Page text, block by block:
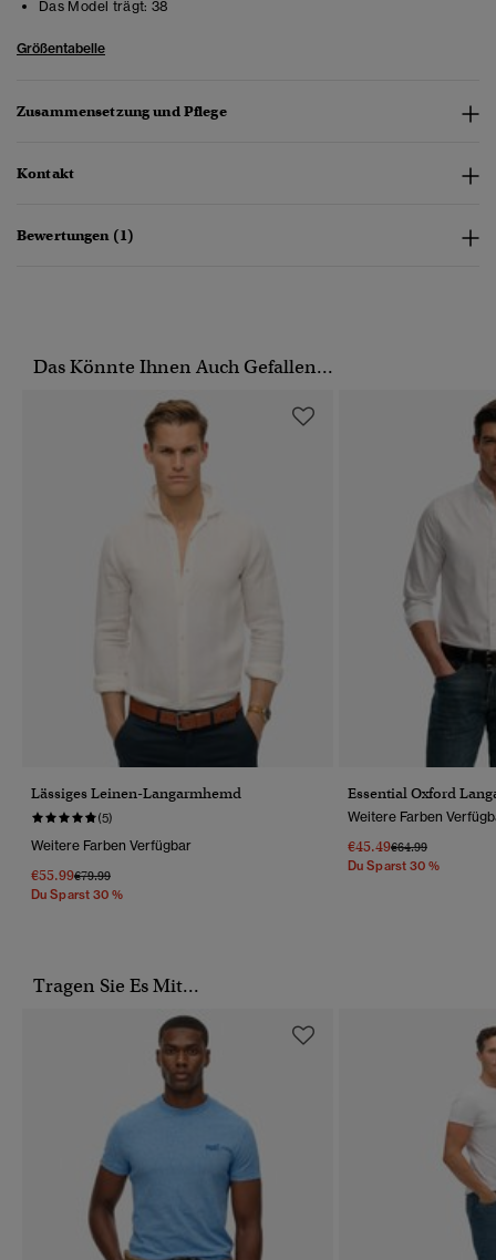
Das Model trägt: 38
Größentabelle
Zusammensetzung und Pflege
Kontakt
Bewertungen (1)
Das Könnte Ihnen Auch Gefallen...
Lässiges Leinen-Langarmhemd
(5)
Weitere Farben Verfügbar
€55.99Preis Wurde Reduziert Von
€79.99Bis
Du Sparst 30 %
Essential Oxford
Weitere Farben
€45.49Preis Wurde
€64.99Bis
Du Sparst 30 %
Tragen Sie Es Mit...